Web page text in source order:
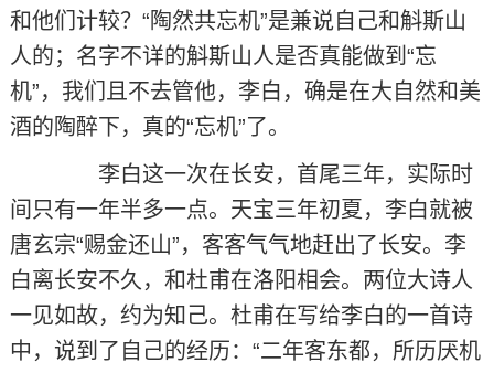
和他们计较？“陶然共忘机”是兼说自己和斛斯山
人的；名字不详的斛斯山人是否真能做到“忘
机”，我们且不去管他，李白，确是在大自然和美
酒的陶醉下，真的“忘机”了。
李白这一次在长安，首尾三年，实际时
间只有一年半多一点。天宝三年初夏，李白就被
唐玄宗“赐金还山”，客客气气地赶出了长安。李
白离长安不久，和杜甫在洛阳相会。两位大诗人
一见如故，约为知己。杜甫在写给李白的一首诗
中，说到了自己的经历：“二年客东都，所历厌机